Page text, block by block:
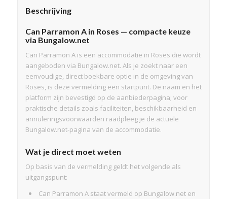
Beschrijving
Can Parramon A in Roses — compacte keuze
via Bungalow.net
Can Parramon A is een accommodatie in Roses die wordt
aangeboden via Bungalow.net. Als je zoekt naar een
eenvoudige, direct boekbare optie in de omgeving van
Roses, is deze vermelding een startpunt. De naam en het
platform zijn bevestigd op de aanbiederpagina; voor
praktische details zoals faciliteiten, beschikbaarheid en
annuleringsvoorwaarden raadpleeg je de actuele
Bungalow.net-pagina van de accommodatie.
Wat je direct moet weten
Op basis van de vermelding geldt het volgende als
uitgangspunt:
Can Parramon A staat vermeld op Bungalow.net en